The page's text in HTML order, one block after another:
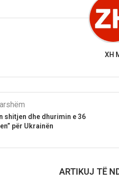
XH
shitjen dhe dhurimin e 36
për Ukrainën
ARTIKUJ TË